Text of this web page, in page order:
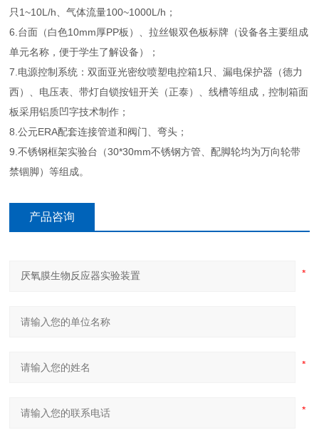
只1~10L/h、气体流量100~1000L/h；
6.台面（白色10mm厚PP板）、拉丝银双色板标牌（设备各主要组成
单元名称，便于学生了解设备）；
7.电源控制系统：双面亚光密纹喷塑电控箱1只、漏电保护器（德力
西）、电压表、带灯自锁按钮开关（正泰）、线槽等组成，控制箱面
板采用铝质凹字技术制作；
8.公元ERA配套连接管道和阀门、弯头；
9.不锈钢框架实验台（30*30mm不锈钢方管、配脚轮均为万向轮带
禁锢脚）等组成。
产品咨询